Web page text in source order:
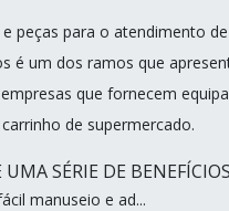
peças para o atendimento
é um dos ramos que
que fornecem
de supermercado.
SÉRIE DE BENEFÍCIOS
manuseio e ad...